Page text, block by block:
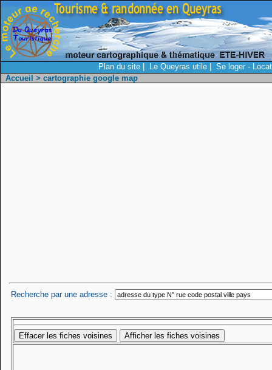
Plan du site| Le Queyras utile|
Se loger -
Accueil > cartographie google map
Recherche par une adresse :